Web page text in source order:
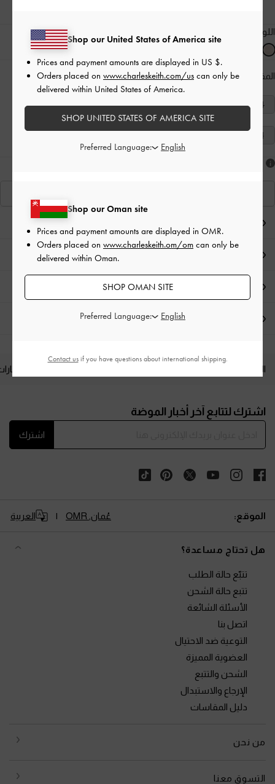
اللون:
المقاس: اختر المقاسدليل المقاسات
34
35
36
37
38
39
40
41
المنتجات الجديدة
اشترك لتتابع آخر أخبار الموضة
اشترك
الموقع: عُمان, OMR العربية
هل تحتاج مساعدة؟
تتبّع حالة الطلب
تتبع حالة الشحن
الأسئلة الشائعة
اتصل بنا
التوعية ضد الاحتيال
العضوية المميزة
الشحن والتتبع
الإرجاع والاستبدال
دليل المقاسات
من نحن
التسوق معنا
Shop our Oman site
Prices and payment amounts are displayed in OMR.
Orders placed on www.charleskeith.om/om can only be
delivered within Oman.
SHOP OMAN SITE
Preferred Language:
Shop our United States of America site
Prices and payment amounts are displayed in US $.
Orders placed on www.charleskeith.com/us can only be
delivered within United States of America.
SHOP UNITED STATES OF AMERICA SITE
Preferred Language:
Contact usif you have questions about international shipping.